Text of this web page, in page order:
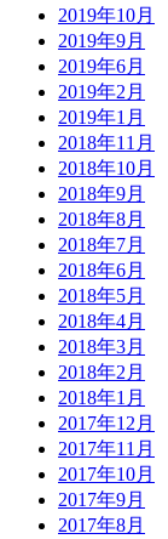
2019年10月
2019年9月
2019年6月
2019年2月
2019年1月
2018年11月
2018年10月
2018年9月
2018年8月
2018年7月
2018年6月
2018年5月
2018年4月
2018年3月
2018年2月
2018年1月
2017年12月
2017年11月
2017年10月
2017年9月
2017年8月